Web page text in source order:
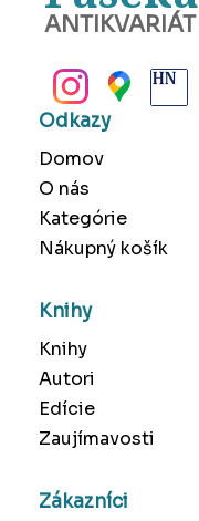
ANTIKVARIÁT
Odkazy
Domov
O nás
Kategórie
Nákupný košík
Knihy
Knihy
Autori
Edície
Zaujímavosti
Zákazníci